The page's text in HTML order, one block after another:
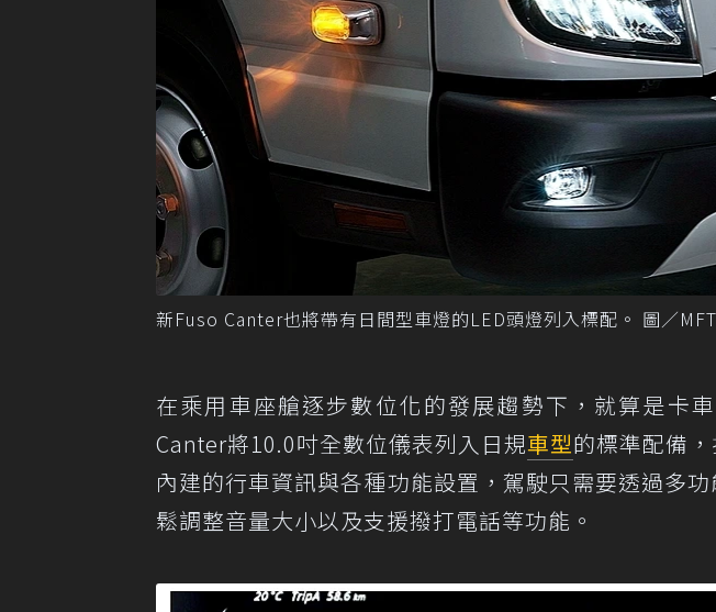
新Fuso Canter也將帶有日間型車燈的LED頭燈列入標配。 圖／
在乘用車座艙逐步數位化的發展趨勢下，就算是卡
Canter將10.0吋全數位儀表列入日規車型的標準配備
內建的行車資訊與各種功能設置，駕駛只需要透過多
鬆調整音量大小以及支援撥打電話等功能。